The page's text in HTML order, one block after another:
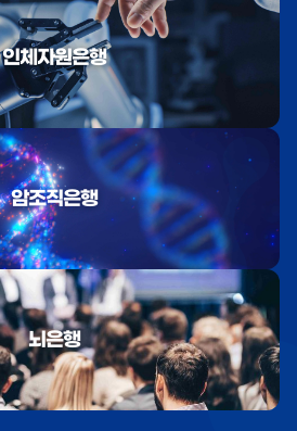
인체자원은행
암조직은행
뇌은행